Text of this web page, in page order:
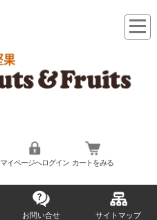
マイページへログイン カートをみる
お問い合せ サイトマップ